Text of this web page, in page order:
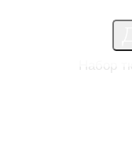
Набор